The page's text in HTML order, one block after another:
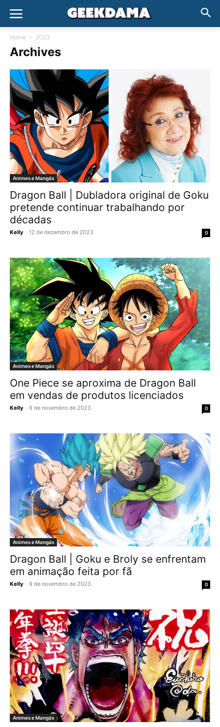
Home 2023
Archives
Animes e Mangás
Dragon Ball | Dubladora original de Goku
pretende continuar trabalhando por
décadas
Kelly - 12 de dezembro de 2023 0
Animes e Mangás
One Piece se aproxima de Dragon Ball
em vendas de produtos licenciados
Kelly - 9 de novembro de 2023 0
Animes e Mangás
Dragon Ball | Goku e Broly se enfrentam
em animação feita por fã
Kelly - 9 de novembro de 2023 0
Animes e Mangás